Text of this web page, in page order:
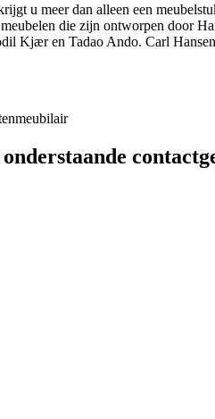
u meer dan alleen een
die zijn ontworpen door
en Tadao Ando. Carl